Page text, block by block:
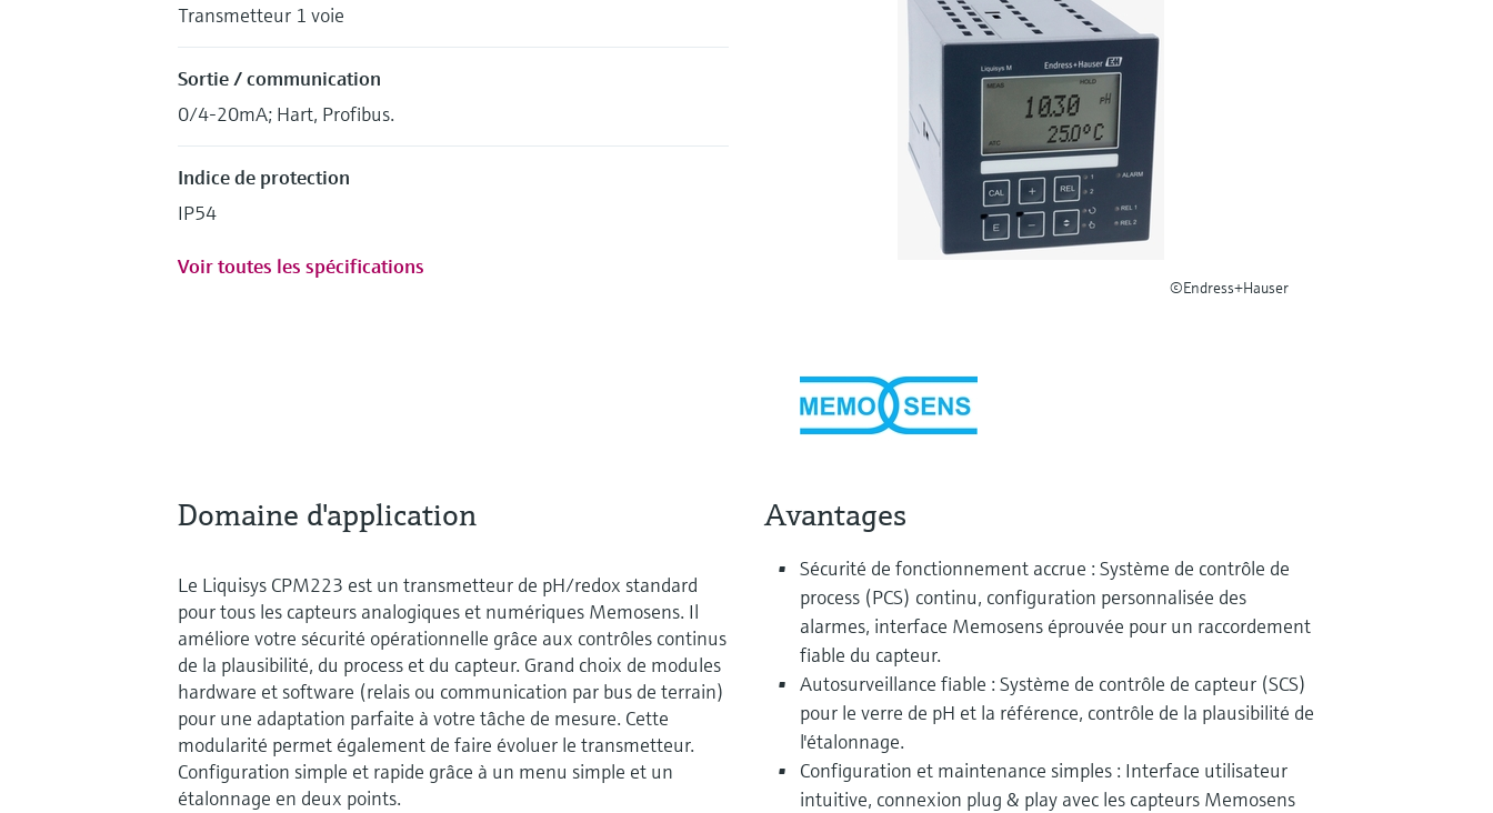
©Endress+Hauser
Transmetteur 1 voie
Sortie / communication
0/4-20mA; Hart, Profibus.
Indice de protection
IP54
Voir toutes les spécifications
Domaine d'application
Le Liquisys CPM223 est un transmetteur de pH/redox standard
pour tous les capteurs analogiques et numériques Memosens. Il
améliore votre sécurité opérationnelle grâce aux contrôles continus
de la plausibilité, du process et du capteur. Grand choix de modules
hardware et software (relais ou communication par bus de terrain)
pour une adaptation parfaite à votre tâche de mesure. Cette
modularité permet également de faire évoluer le transmetteur.
Configuration simple et rapide grâce à un menu simple et un
étalonnage en deux points.
Avantages
Sécurité de fonctionnement accrue : Système de contrôle de
process (PCS) continu, configuration personnalisée des
alarmes, interface Memosens éprouvée pour un raccordement
fiable du capteur.
Autosurveillance fiable : Système de contrôle de capteur (SCS)
pour le verre de pH et la référence, contrôle de la plausibilité de
l'étalonnage.
Configuration et maintenance simples : Interface utilisateur
intuitive, connexion plug & play avec les capteurs Memosens